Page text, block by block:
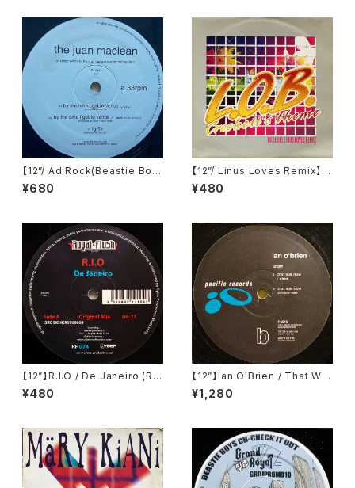
【12”/ Ad Rock(Beastie Boy
s) Remix】The Juan MacLe
an / By The Time I Get To
¥680
【12”/ Linus Loves Remix】L.
O.B. / Crockett's Theme (N
ebula) (NEBT072)
¥480
【12”】R.I.O / De Janeiro (Ro
yal Flush Records) (RF074)
¥480
【12”】Ian O'Brien / That Wa
s Now (Pacific Records) (fi
c016)
¥1,280